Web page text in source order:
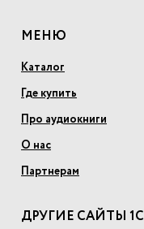
МЕНЮ
Каталог
Где купить
Про аудиокниги
О нас
Партнерам
ДРУГИЕ САЙТЫ 1С